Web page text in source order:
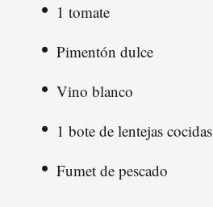
1 tomate
Pimentón dulce
Vino blanco
1 bote de lentejas cocidas
Fumet de pescado